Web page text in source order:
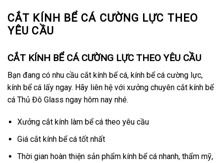
CẮT KÍNH BỂ CÁ CƯỜNG LỰC THEO
YÊU CẦU
CẮT KÍNH BỂ CÁ CƯỜNG LỰC THEO YÊU CẦU
Bạn đang có nhu cầu cắt kính bể cá, kính bể cá cường lực,
kính bể cá lấy ngay. Hãy liên hệ với xưởng chuyên cắt kính bể
cá Thủ Đô Glass ngay hôm nay nhé.
Xưởng cắt kính làm bể cá theo yêu cầu
Giá cắt kính bể cá tốt nhất
Thời gian hoàn thiện sản phẩm kính bể cá nhanh, thẩm mỹ,